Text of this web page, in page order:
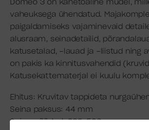
Domeo 3 on kahetoaline mudel,
vaheuksega ühendatud.
paigaldamiseks vajaminevaid
alusraam, seinadetailid,
katusetalad, -lauad ja -liistud ning
on pakis ka kinnitusvahendid
Katusekattematerjal ei kuulu
Ehitus: Kruvitav tappideta
Seina paksus: 44 mm
Seinamõõdud: 322×509 cm